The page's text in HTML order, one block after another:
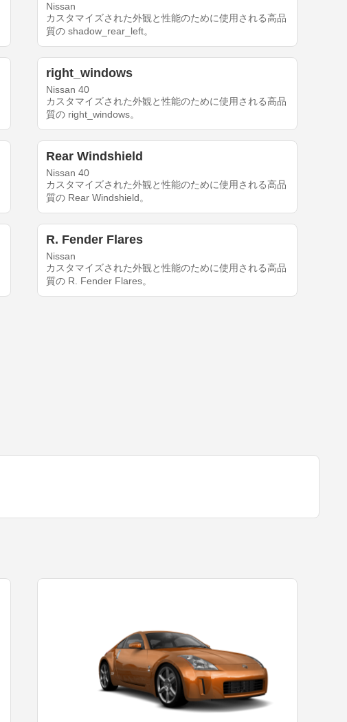
Nissan
カスタマイズされた外観と性能のために使用される高品
質の shadow_rear_left。
right_windows
Nissan 40
カスタマイズされた外観と性能のために使用される高品
質の right_windows。
Rear Windshield
Nissan 40
カスタマイズされた外観と性能のために使用される高品
質の Rear Windshield。
R. Fender Flares
Nissan
カスタマイズされた外観と性能のために使用される高品
質の R. Fender Flares。